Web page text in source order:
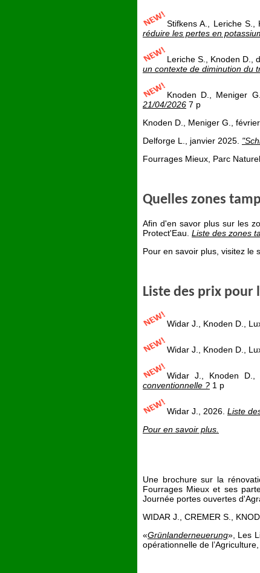
Stifkens A., Leriche
réduire les pertes en
Leriche S., Knoden D.,
un contexte de diminution du
Knoden D., Meniger
21/04/2026 7 p
Knoden D., Meniger G.,
Delforge L., janvier 2025.
Fourrages Mieux, Parc
Quelles zones
Afin d'en savor plus sur les
Protect'Eau. Liste des zones
Pour en savoir plus, visitez le
Liste des prix pour
Widar J., Knoden D.,
Widar J., Knoden D.,
Widar J., Knoden
conventionnelle ? 1 p
Widar J., 2026. Liste
Pour en savoir plus.
Une brochure sur la
Fourrages Mieux et ses
Journée portes ouvertes
WIDAR J., CREMER S.,
«Grünlanderneuerung», Les
opérationnelle de